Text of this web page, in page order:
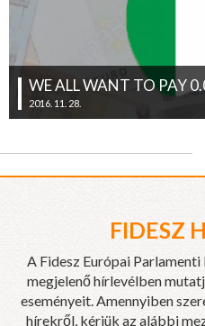
WE ALL WANT TO PAY
2016. 11. 28.
FIDESZ
A Fidesz Európai
megjelenő hírlevélben
eseményeit. Amennyiben
hírekről, kérjük az alábbi